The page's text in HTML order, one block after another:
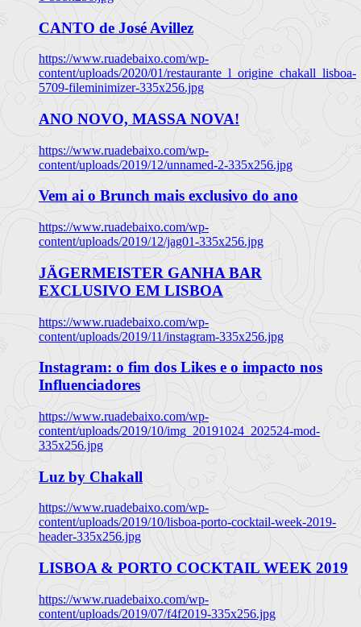
CANTO de José Avillez
https://www.ruadebaixo.com/wp-
content/uploads/2020/01/restaurante_l_origine_chakall_lisboa-
5709-fileminimizer-335x256.jpg
ANO NOVO, MASSA NOVA!
https://www.ruadebaixo.com/wp-
content/uploads/2019/12/unnamed-2-335x256.jpg
Vem ai o Brunch mais exclusivo do ano
https://www.ruadebaixo.com/wp-
content/uploads/2019/12/jag01-335x256.jpg
JÄGERMEISTER GANHA BAR
EXCLUSIVO EM LISBOA
https://www.ruadebaixo.com/wp-
content/uploads/2019/11/instagram-335x256.jpg
Instagram: o fim dos Likes e o impacto nos
Influenciadores
https://www.ruadebaixo.com/wp-
content/uploads/2019/10/img_20191024_202524-mod-
335x256.jpg
Luz by Chakall
https://www.ruadebaixo.com/wp-
content/uploads/2019/10/lisboa-porto-cocktail-week-2019-
header-335x256.jpg
LISBOA & PORTO COCKTAIL WEEK 2019
https://www.ruadebaixo.com/wp-
content/uploads/2019/07/f4f2019-335x256.jpg